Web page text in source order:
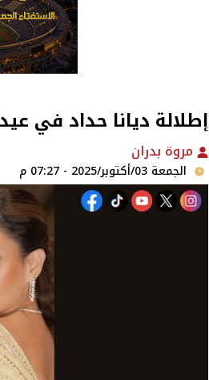
إطلالة ديانا حداد في
مروة بدران
الجمعة 03/أكتوبر/2025 - 07:27 م